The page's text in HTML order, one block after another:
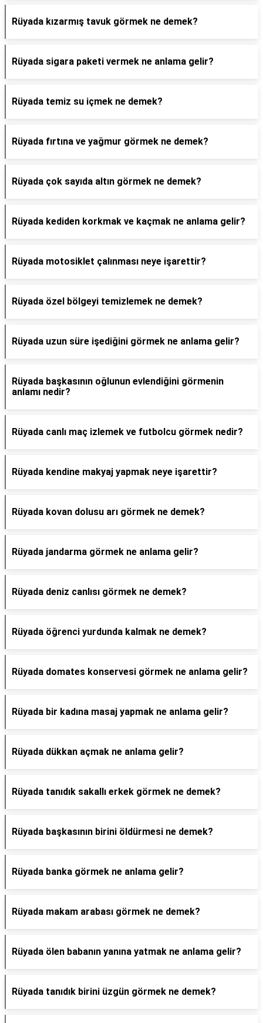
Rüyada kızarmış tavuk görmek ne demek?
Rüyada sigara paketi vermek ne anlama gelir?
Rüyada temiz su içmek ne demek?
Rüyada fırtına ve yağmur görmek ne demek?
Rüyada çok sayıda altın görmek ne demek?
Rüyada kediden korkmak ve kaçmak ne anlama gelir?
Rüyada motosiklet çalınması neye işarettir?
Rüyada özel bölgeyi temizlemek ne demek?
Rüyada uzun süre işediğini görmek ne anlama gelir?
Rüyada başkasının oğlunun evlendiğini görmenin
anlamı nedir?
Rüyada canlı maç izlemek ve futbolcu görmek nedir?
Rüyada kendine makyaj yapmak neye işarettir?
Rüyada kovan dolusu arı görmek ne demek?
Rüyada jandarma görmek ne anlama gelir?
Rüyada deniz canlısı görmek ne demek?
Rüyada öğrenci yurdunda kalmak ne demek?
Rüyada domates konservesi görmek ne anlama gelir?
Rüyada bir kadına masaj yapmak ne anlama gelir?
Rüyada dükkan açmak ne anlama gelir?
Rüyada tanıdık sakallı erkek görmek ne demek?
Rüyada başkasının birini öldürmesi ne demek?
Rüyada banka görmek ne anlama gelir?
Rüyada makam arabası görmek ne demek?
Rüyada ölen babanın yanına yatmak ne anlama gelir?
Rüyada tanıdık birini üzgün görmek ne demek?